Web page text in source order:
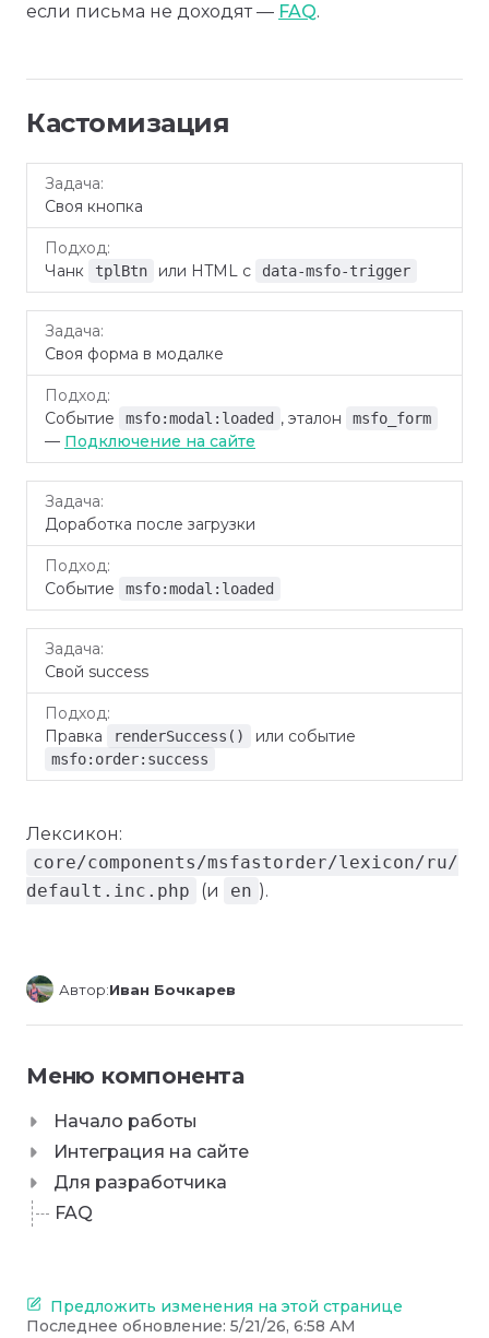
если письма не доходят — FAQ.
Кастомизация
Задача
Своя кнопка
Чанк tplBtn или HTML с data-msfo-trigger
Своя форма в модалке
Событие msfo:modal:loaded , эталон msfo_form
— Подключение на сайте
Доработка после загрузки
Событие msfo:modal:loaded
Свой success
Правка renderSuccess() или событие
msfo:order:success
Лексикон:
core/components/msfastorder/lexicon/ru/
default.inc.php
(и en ).
Автор:Иван Бочкарев
Меню компонента
Начало работы
Интеграция на сайте
Для разработчика
FAQ
Предложить изменения на этой странице
Последнее обновление: 5/21/26, 6:58 AM